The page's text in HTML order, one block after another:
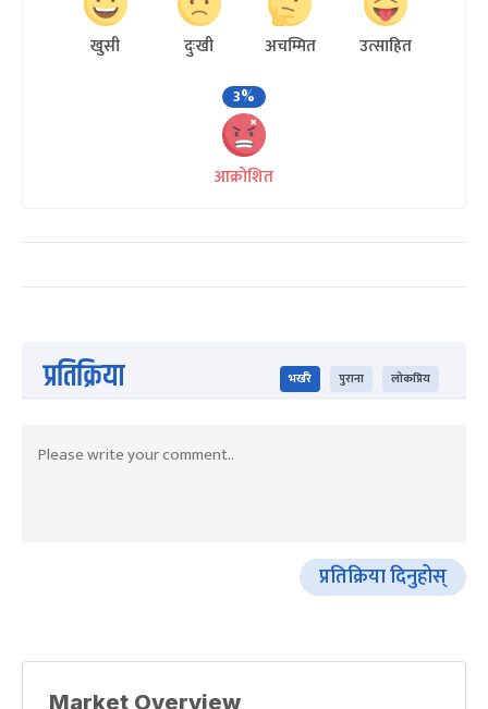
खुसी दुःखी अचम्मित
उत्साहित
3%
आक्रोशित
प्रतिक्रिया भर्खरै पुराना लोकप्रिय
प्रतिक्रिया दिनुहोस्